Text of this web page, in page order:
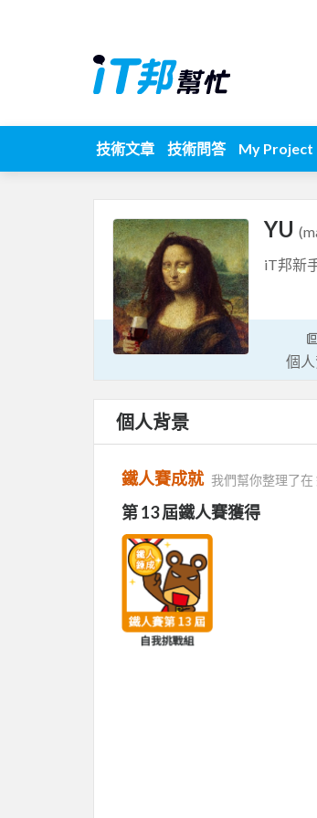
技術文章 技術問答 My Project
YU
iT邦新
個
個人背景
鐵人賽成就 我們幫你整理了
第 13 屆鐵人賽獲得